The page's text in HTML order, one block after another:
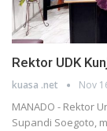
Rektor UDK
kuasa .net Nov
MANADO - Rektor
Supandi Soegoto,